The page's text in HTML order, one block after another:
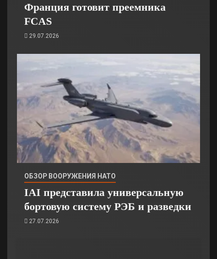
Франция готовит преемника
FCAS
29.07.2026
ОБЗОР ВООРУЖЕНИЯ НАТО
IAI представила универсальную
бортовую систему РЭБ и разведки
27.07.2026